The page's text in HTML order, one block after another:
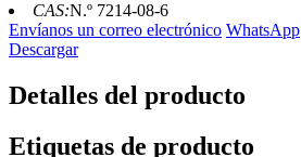
CAS:N.º 7214-08-6
Envíanos un correo electrónico WhatsApp
Descargar
Detalles del producto
Etiquetas de producto